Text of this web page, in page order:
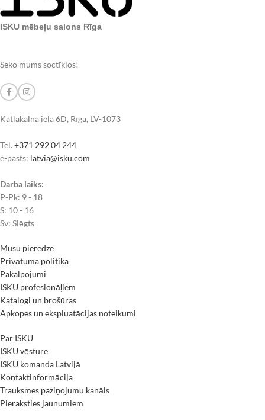
ISKU mēbeļu salons Rīga
Seko mums soctīklos!
Katlakalna iela 6D, Rīga, LV-1073
Tel. +371 292 04 244
e-pasts: latvia@isku.com
Darba laiks:
P-Pk: 9 - 18
S: 10 - 16
Sv: Slēgts
Mūsu pieredze
Privātuma politika
Pakalpojumi
ISKU profesionāļiem
Katalogi un brošūras
Apkopes un ekspluatācijas noteikumi
Par ISKU
ISKU vēsture
ISKU komanda Latvijā
Kontaktinformācija
Trauksmes paziņojumu kanāls
Pieraksties jaunumiem